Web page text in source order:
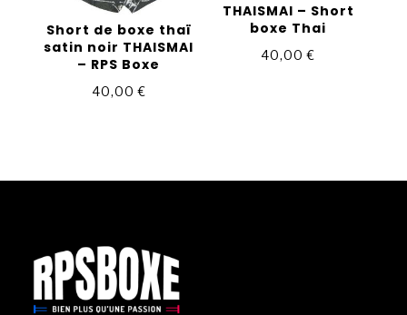
Short de boxe thaï
satin noir THAISMAI
– RPS Boxe
40,00€
THAISMAI – Short
boxe Thai
40,00€